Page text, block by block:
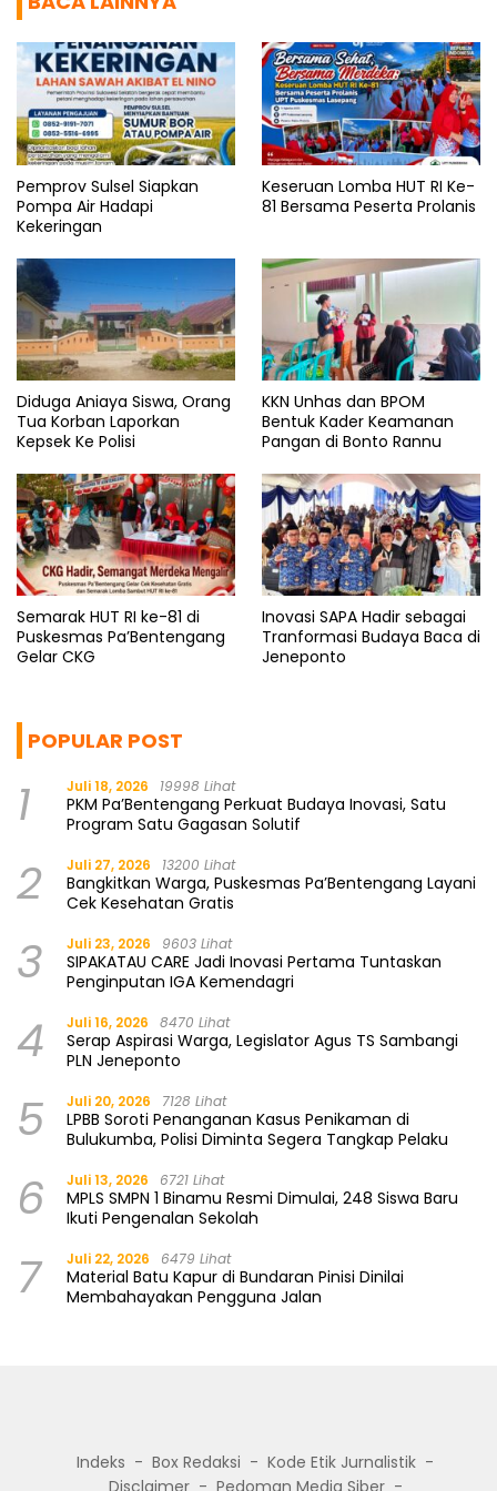
Pemprov Sulsel Siapkan
Pompa Air Hadapi
Kekeringan
Keseruan Lomba HUT RI Ke-
81 Bersama Peserta Prolanis
Diduga Aniaya Siswa, Orang
Tua Korban Laporkan
Kepsek Ke Polisi
KKN Unhas dan BPOM
Bentuk Kader Keamanan
Pangan di Bonto Rannu
Semarak HUT RI ke-81 di
Puskesmas Pa’Bentengang
Gelar CKG
Inovasi SAPA Hadir sebagai
Tranformasi Budaya Baca di
Jeneponto
POPULAR POST
1 Juli 18, 2026 19998 Lihat
PKM Pa’Bentengang Perkuat Budaya Inovasi, Satu
Program Satu Gagasan Solutif
2 Juli 27, 2026 13200 Lihat
Bangkitkan Warga, Puskesmas Pa’Bentengang Layani
Cek Kesehatan Gratis
3 Juli 23, 2026 9603 Lihat
SIPAKATAU CARE Jadi Inovasi Pertama Tuntaskan
Penginputan IGA Kemendagri
4 Juli 16, 2026 8470 Lihat
Serap Aspirasi Warga, Legislator Agus TS Sambangi
PLN Jeneponto
5 Juli 20, 2026 7128 Lihat
LPBB Soroti Penanganan Kasus Penikaman di
Bulukumba, Polisi Diminta Segera Tangkap Pelaku
6 Juli 13, 2026 6721 Lihat
MPLS SMPN 1 Binamu Resmi Dimulai, 248 Siswa Baru
Ikuti Pengenalan Sekolah
7 Juli 22, 2026 6479 Lihat
Material Batu Kapur di Bundaran Pinisi Dinilai
Membahayakan Pengguna Jalan
Indeks Box Redaksi
Kode Etik Jurnalistik